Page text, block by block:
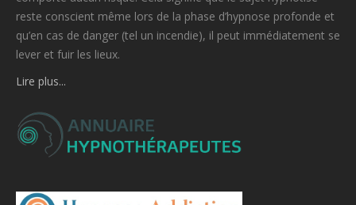
reste conscient même lors de la phase d’hypnose profonde et
qu’en cas de danger (tel un incendie), il peut immédiatement se
lever et fuir les lieux.
Lire plus...